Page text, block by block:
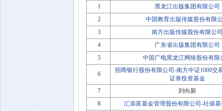
1
黑龙江出版集团有限公司
2
中国教育出版传媒股份有限
3
南方出版传媒股份有限公
4
广东省出版集团有限公司
5
中国广电黑龙江网络股份有限
6
招商银行股份有限公司-南方中证1000交
证券投资基金
7
刘向新
8
汇添富基金管理股份有限公司-社保基